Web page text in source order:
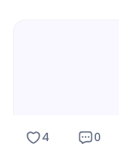
4 0